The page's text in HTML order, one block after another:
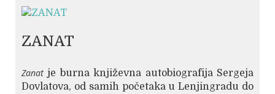
ZANAT
Zanat je burna književna autobiografija Sergeja
Dovlatova, od samih početaka u Lenjingradu do